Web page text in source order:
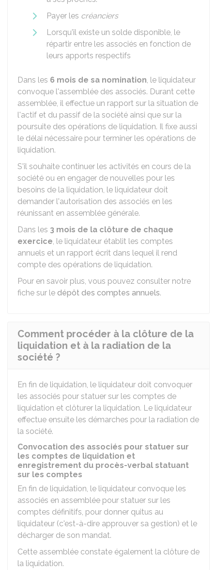
Payer les créanciers
Lorsqu'il existe un solde disponible, le
répartir entre les associés en fonction de
leurs apports respectifs
Dans les 6 mois de sa nomination, le liquidateur
convoque l'assemblée des associés. Durant cette
assemblée, il effectue un rapport sur la situation de
l'actif et du passif de la société ainsi que sur la
poursuite des opérations de liquidation. Il fixe aussi
le délai nécessaire pour terminer les opérations de
liquidation.
S'il souhaite continuer les activités en cours de la
société ou en engager de nouvelles pour les
besoins de la liquidation, le liquidateur doit
demander l'autorisation des associés en les
réunissant en assemblée générale.
Dans les 3 mois de la clôture de chaque
exercice, le liquidateur établit les comptes
annuels et un rapport écrit dans lequel il rend
compte des opérations de liquidation.
Pour en savoir plus, vous pouvez consulter notre
fiche sur le dépôt des comptes annuels.
Comment procéder à la clôture de la
liquidation et à la radiation de la
société ?
En fin de liquidation, le liquidateur doit convoquer
les associés pour statuer sur les comptes de
liquidation et clôturer la liquidation. Le liquidateur
effectue ensuite les démarches pour la radiation de
la société.
Convocation des associés pour statuer sur
les comptes de liquidation et
enregistrement du procès-verbal statuant
sur les comptes
En fin de liquidation, le liquidateur convoque les
associés en assemblée pour statuer sur les
comptes définitifs, pour donner quitus au
liquidateur (c'est-à-dire approuver sa gestion) et le
décharger de son mandat.
Cette assemblée constate également la clôture de
la liquidation.